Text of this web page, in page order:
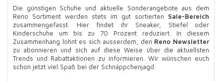
Die günstigen Schuhe und aktuelle Sonderangebote aus dem
Reno Sortiment werden stets im gut sortierten Sale-Bereich
zusammengefasst. Hier findet ihr Sneaker, Stiefel oder
Kinderschuhe um bis zu 70 Prozent reduziert. In diesem
Zusammenhang lohnt es sich ausserdem, den Reno Newsletter
zu abonnieren und sich auf diese Weise über die aktuellsten
Trends und Rabattaktionen zu informieren. Wir wünschen euch
schon jetzt viel Spaß bei der Schnäppchenjagd.